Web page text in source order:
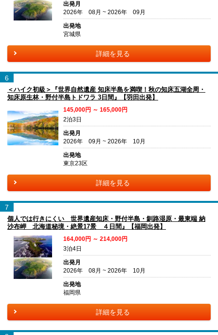
出発月
2026年 08月 ~ 2026年 09月
出発地
宮城県
詳細を見る
6
＜ハイク初級＞『世界自然遺産 知床半島を満喫！秋の知床五湖全周・
知床原生林・野付半島トドワラ 3日間』【羽田出発】
145,000円 ～ 165,000円
2泊3日
出発月
2026年 09月 ~ 2026年 10月
出発地
東京23区
詳細を見る
7
個人では行きにくい 世界遺産知床・野付半島・釧路湿原・最東端 納
沙布岬 北海道秘境・絶景17景 ４日間』【福岡出発】
164,000円 ～ 214,000円
3泊4日
出発月
2026年 08月 ~ 2026年 10月
出発地
福岡県
詳細を見る